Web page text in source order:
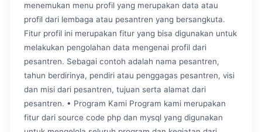
menemukan menu profil yang merupakan data atau
profil dari lembaga atau pesantren yang bersangkuta.
Fitur profil ini merupakan fitur yang bisa digunakan untuk
melakukan pengolahan data mengenai profil dari
pesantren. Sebagai contoh adalah nama pesantren,
tahun berdirinya, pendiri atau penggagas pesantren, visi
dan misi dari pesantren, tujuan serta alamat dari
pesantren. • Program Kami Program kami merupakan
fitur dari source code php dan mysql yang digunakan